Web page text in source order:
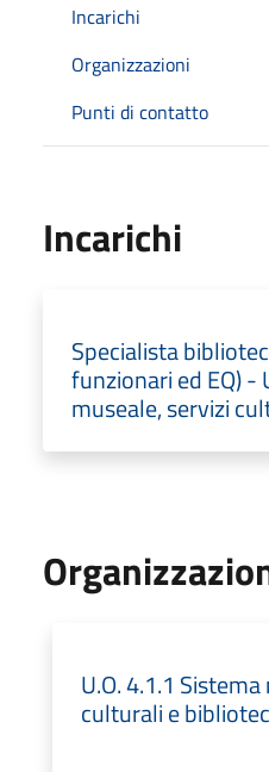
Incarichi
Organizzazioni
Punti di contatto
Incarichi
Specialista
funzionari ed EQ) -
museale, servizi
U.O. 4.1.1
culturali e